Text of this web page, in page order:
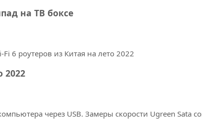
на ТВ боксе
2022